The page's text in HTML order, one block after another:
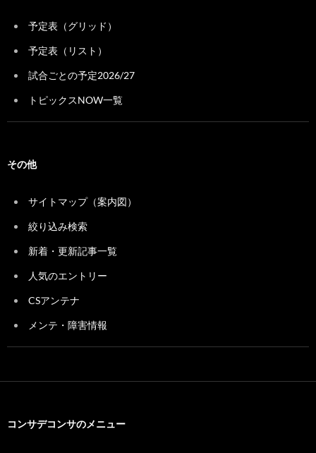
予定表（グリッド）
予定表（リスト）
試合ごとの予定2026/27
トピックスNOW一覧
その他
サイトマップ（案内図）
絞り込み検索
新着・更新記事一覧
人気のエントリー
CSアンテナ
メンテ・障害情報
コンサデコンサのメニュー